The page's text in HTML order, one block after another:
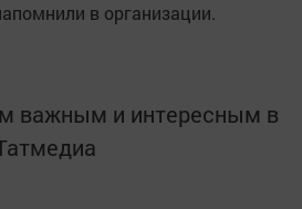
в организации.
важным и интересным в